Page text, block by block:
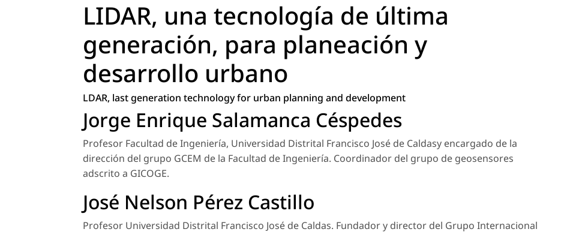
LIDAR, una tecnología de última
generación, para planeación y
desarrollo urbano
LDAR, last generation technology for urban planning and development
Jorge Enrique Salamanca Céspedes
Profesor Facultad de Ingeniería, Universidad Distrital Francisco José de Caldasy encargado de la
dirección del grupo GCEM de la Facultad de Ingeniería. Coordinador del grupo de geosensores
adscrito a GICOGE.
José Nelson Pérez Castillo
Profesor Universidad Distrital Francisco José de Caldas. Fundador y director del Grupo Internacional